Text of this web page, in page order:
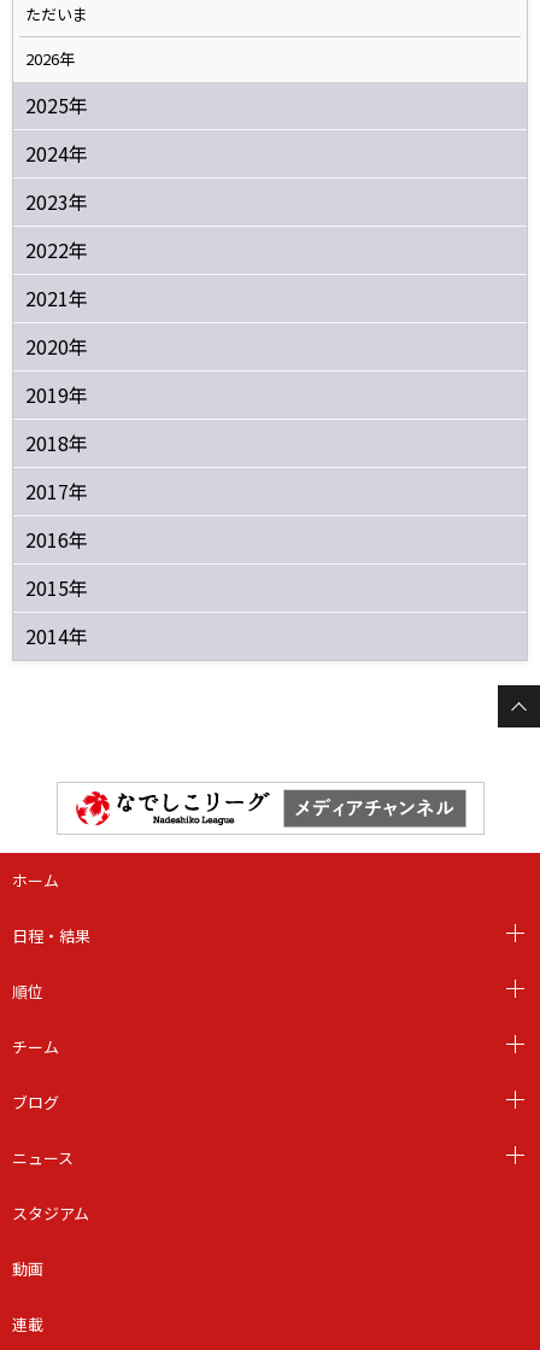
ただいま
2026年
2025年
2024年
2023年
2022年
2021年
2020年
2019年
2018年
2017年
2016年
2015年
2014年
ホーム
日程・結果
順位
チーム
ブログ
ニュース
スタジアム
動画
連載